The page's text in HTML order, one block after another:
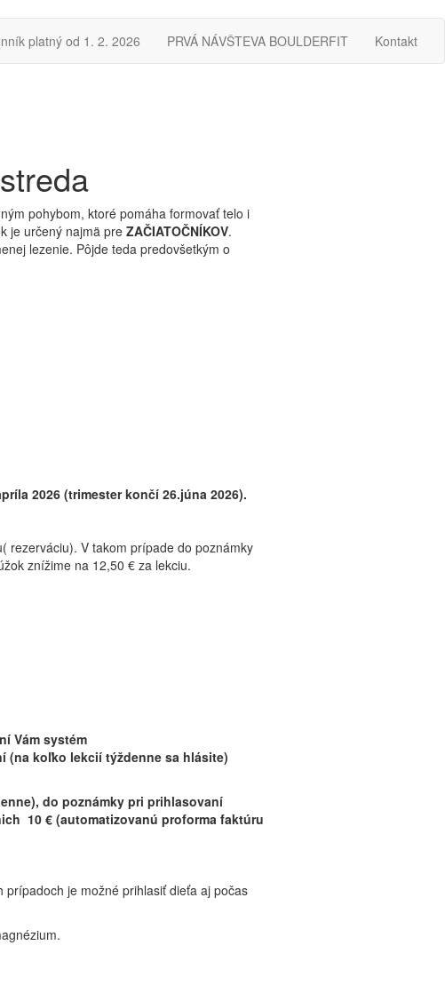
platný od 1. 2. 2026 PRVÁ NÁVŠTEVA BOULDERFIT Kontakt
pohybom, ktoré pomáha formovať telo i
je určený najmä pre ZAČIATOČNÍKOV.
lezenie. Pôjde teda predovšetkým o
2026 (trimester končí 26.júna 2026).
rezerváciu). V takom prípade do poznámky
znížime na 12,50 € za lekciu.
Vám systém
(na koľko lekcií týždenne sa hlásite)
do poznámky pri prihlasovaní
10 € (automatizovanú proforma faktúru
prípadoch je možné prihlasiť dieťa aj počas